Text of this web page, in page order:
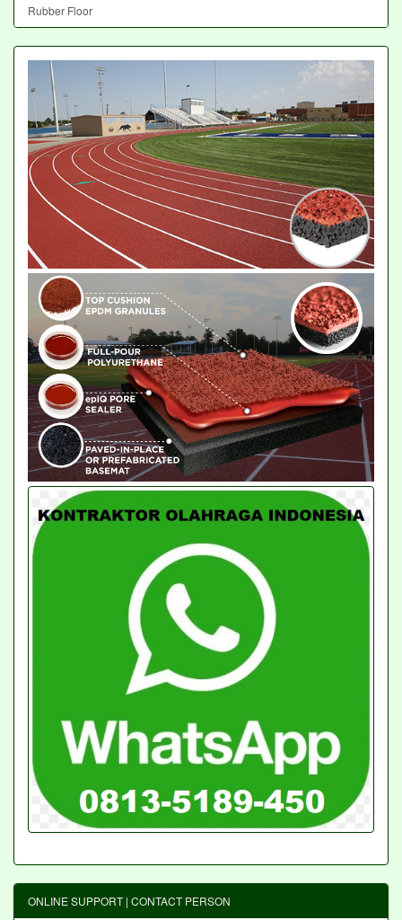
Rubber Floor
ONLINE SUPPORT | CONTACT PERSON